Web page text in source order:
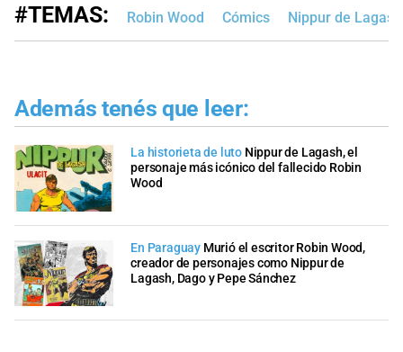
#TEMAS: Robin Wood Cómics Nippur de Lagash
Además tenés que leer:
La historieta de luto Nippur de Lagash, el
personaje más icónico del fallecido Robin
Wood
En Paraguay Murió el escritor Robin Wood,
creador de personajes como Nippur de
Lagash, Dago y Pepe Sánchez